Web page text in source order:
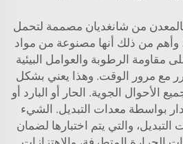
من شانغديان مصممة لتحمل
وأهم من ذلك أنها مصنوعة من مواد
مقاومة الرطوبة والعوامل البيئية
مع مرور الوقت. وهذا يعني بشكل
الأحوال الجوية. الحار أو البارد أو
بواسطة معدات التبديل. الشيء
والتي يتم اختبارها لضمان